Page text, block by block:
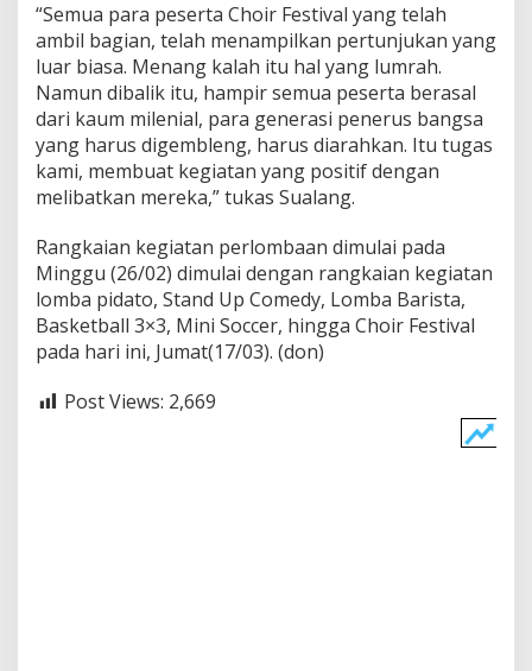
K
o
t
a
M
a
n
a
d
o
“Semua para peserta Choir Festival yang telah
ambil bagian, telah menampilkan pertunjukan yang
luar biasa. Menang kalah itu hal yang lumrah.
Namun dibalik itu, hampir semua peserta berasal
dari kaum milenial, para generasi penerus bangsa
yang harus digembleng, harus diarahkan. Itu tugas
kami, membuat kegiatan yang positif dengan
melibatkan mereka,” tukas Sualang.
Rangkaian kegiatan perlombaan dimulai pada
Minggu (26/02) dimulai dengan rangkaian kegiatan
lomba pidato, Stand Up Comedy, Lomba Barista,
Basketball 3×3, Mini Soccer, hingga Choir Festival
pada hari ini, Jumat(17/03). (don)
Post Views: 2,669